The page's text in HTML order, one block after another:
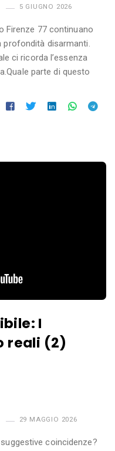
5 GIUGNO 2026
Firenze 77 continuano
profondità disarmanti.
ci ricorda l’essenza
parte di questo
I
reali (2)
29 MAGGIO 2026
coincidenze?